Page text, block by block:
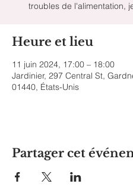
troubles de l'alimentation,
Heure et lieu
11 juin 2024, 17:00 – 18:00
Jardinier, 297 Central St,
01440, États-Unis
Partager cet